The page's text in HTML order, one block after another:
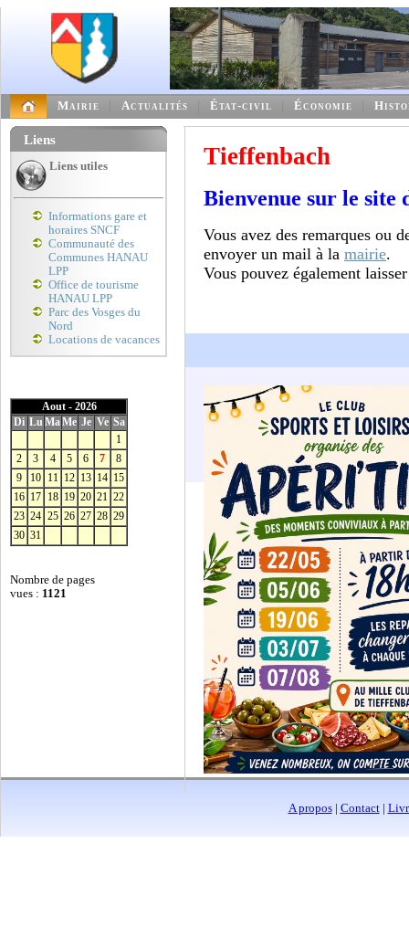
Mairie Actualités État-civil Économie
Liens
Liens utiles
Informations gare et
horaires SNCF
Communauté des
Communes HANAU
LPP
Office de tourisme
HANAU LPP
Parc des Vosges du
Nord
Locations de vacances
Aout - 2026
Di Lu MaMe Je Ve Sa
1
2
3 4 5 6 7
8
9
10 11 12 13 14 15
16 17 18 19 20 21 22
23 24 25 26 27 28 29
30 31
Nombre de pages
vues : 1121
Tieffenbach
Bienvenue sur le site
Vous avez des remarques ou
envoyer un mail à la mairie.
Vous pouvez également
A propos| Contact|